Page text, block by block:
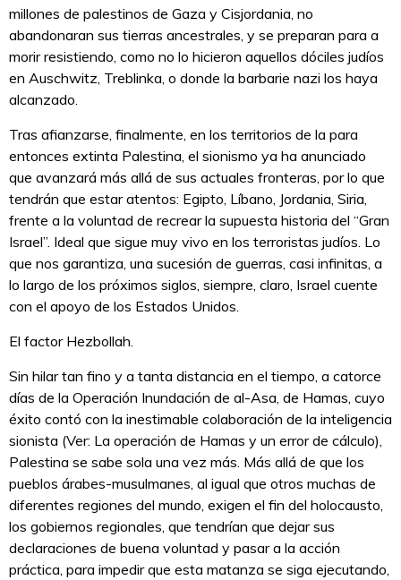
millones de palestinos de Gaza y Cisjordania, no
abandonaran sus tierras ancestrales, y se preparan para a
morir resistiendo, como no lo hicieron aquellos dóciles judíos
en Auschwitz, Treblinka, o donde la barbarie nazi los haya
alcanzado.
Tras afianzarse, finalmente, en los territorios de la para
entonces extinta Palestina, el sionismo ya ha anunciado
que avanzará más allá de sus actuales fronteras, por lo que
tendrán que estar atentos: Egipto, Líbano, Jordania, Siria,
frente a la voluntad de recrear la supuesta historia del “Gran
Israel”. Ideal que sigue muy vivo en los terroristas judíos. Lo
que nos garantiza, una sucesión de guerras, casi infinitas, a
lo largo de los próximos siglos, siempre, claro, Israel cuente
con el apoyo de los Estados Unidos.
El factor Hezbollah.
Sin hilar tan fino y a tanta distancia en el tiempo, a catorce
días de la Operación Inundación de al-Asa, de Hamas, cuyo
éxito contó con la inestimable colaboración de la inteligencia
sionista (Ver: La operación de Hamas y un error de cálculo),
Palestina se sabe sola una vez más. Más allá de que los
pueblos árabes-musulmanes, al igual que otros muchas de
diferentes regiones del mundo, exigen el fin del holocausto,
los gobiernos regionales, que tendrían que dejar sus
declaraciones de buena voluntad y pasar a la acción
práctica, para impedir que esta matanza se siga ejecutando,